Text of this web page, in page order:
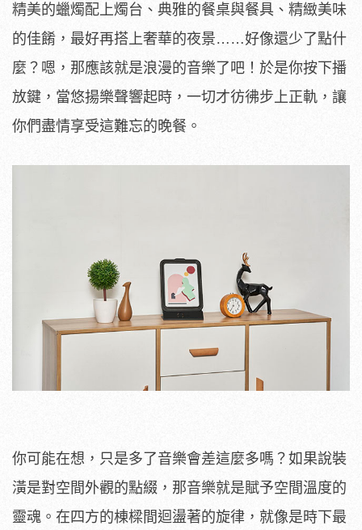
精美的蠟燭配上燭台、典雅的餐桌與餐具、精緻美味
的佳餚，最好再搭上奢華的夜景……好像還少了點什
麼？嗯，那應該就是浪漫的音樂了吧！於是你按下播
放鍵，當悠揚樂聲響起時，一切才彷彿步上正軌，讓
你們盡情享受這難忘的晚餐。
你可能在想，只是多了音樂會差這麼多嗎？如果說裝
潢是對空間外觀的點綴，那音樂就是賦予空間溫度的
靈魂。在四方的棟樑間迴盪著的旋律，就像是時下最